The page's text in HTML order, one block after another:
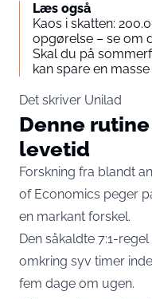
Læs også
Kaos i skatten:
opgørelse – se om
Skal du på
kan spare en
Det skriver Unilad
Denne
levetid
Forskning fra blandt
of Economics peger
en markant forskel.
Den såkaldte 7:1-
omkring syv timer
fem dage om ugen.